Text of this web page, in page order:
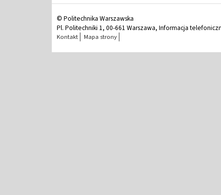
© Politechnika Warszawska
Pl. Politechniki 1, 00-661 Warszawa, Informacja
Kontakt Mapa strony